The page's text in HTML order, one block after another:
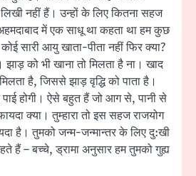
नहीं हैं। उन्हों के लिए कितना सहज
में एक साधू था कहता था हम कुछ
सारी आयु खाता-पीता नहीं फिर क्या?
झाड़ को भी खाना तो मिलता है ना। खाद
है, जिससे झाड़ वृद्धि को पाता है।
पाई होगी। ऐसे बहुत हैं जो आग से, पानी से
क्या। तुम्हारा तो इस सहज राजयोग
है। तुमको जन्म-जन्मान्तर के लिए दु:खी
हैं – बच्चे, ड्रामा अनुसार हम तुमको गुह्य